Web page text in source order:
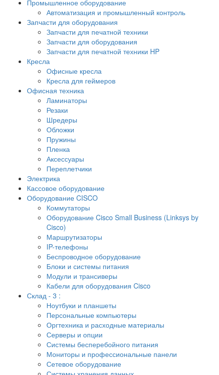
Промышленное оборудование
Автоматизация и промышленный контроль
Запчасти для оборудования
Запчасти для печатной техники
Запчасти для оборудования
Запчасти для печатной техники HP
Кресла
Офисные кресла
Кресла для геймеров
Офисная техника
Ламинаторы
Резаки
Шредеры
Обложки
Пружины
Пленка
Аксессуары
Переплетчики
Электрика
Кассовое оборудование
Оборудование CISCO
Коммутаторы
Оборудование Cisco Small Business (Linksys by
Cisco)
Маршрутизаторы
IP-телефоны
Беспроводное оборудование
Блоки и системы питания
Модули и трансиверы
Кабели для оборудования Cisco
Склад - 3 :
Ноутбуки и планшеты
Персональные компьютеры
Оргтехника и расходные материалы
Серверы и опции
Системы бесперебойного питания
Мониторы и профессиональные панели
Сетевое оборудование